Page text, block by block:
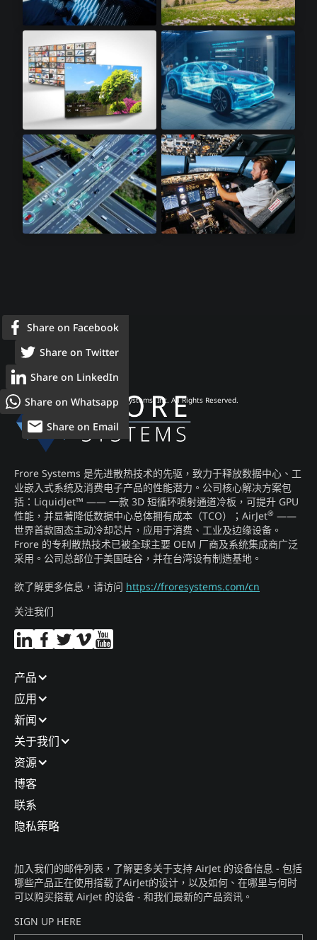
电动自行车​
8K电视​ 汽车工业
Share on Facebook
Share on Twitter
Share on LinkedIn
Share on Whatsapp
Share on Email
Frore Systems 是先进散热技术的先驱，致力于释放数据中心、工
业嵌入式系统及消费电子产品的性能潜力。公司核心解决方案包
括：LiquidJet™ —— 一款 3D 短循环喷射通道冷板，可提升 GPU
性能，并显著降低数据中心总体拥有成本（TCO）；AirJet® ——
世界首款固态主动冷却芯片，应用于消费、工业及边缘设备。
Frore 的专利散热技术已被全球主要 OEM 厂商及系统集成商广泛
采用。公司总部位于美国硅谷，并在台湾设有制造基地。
欲了解更多信息，请访问 https://froresystems.com/cn
关注我们
产品​
应用​
新闻​
关于我们​
资源
博客​
联系​
隐私策略​
加入我们的邮件列表，了解更多关于支持 AirJet 的设备信息 - 包括
哪些产品正在使用搭载了AirJet的设计，以及如何、在哪里与何时
可以购买搭载 AirJet 的设备 - 和我们最新的产品资讯。​
SIGN UP HERE
© 2026 Frore Systems, Inc. All Rights Reserved.